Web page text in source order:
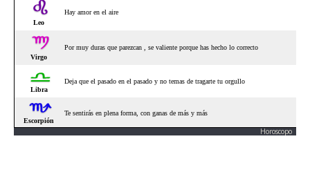
Horoscopo